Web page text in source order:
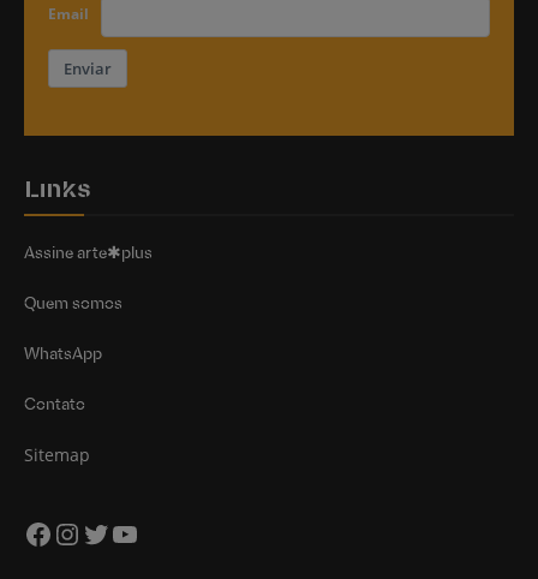
Email
Enviar
Links
Assine arte✱plus
Quem somos
WhatsApp
Contato
Sitemap
Facebook
Instagram
Twitter
Youtube